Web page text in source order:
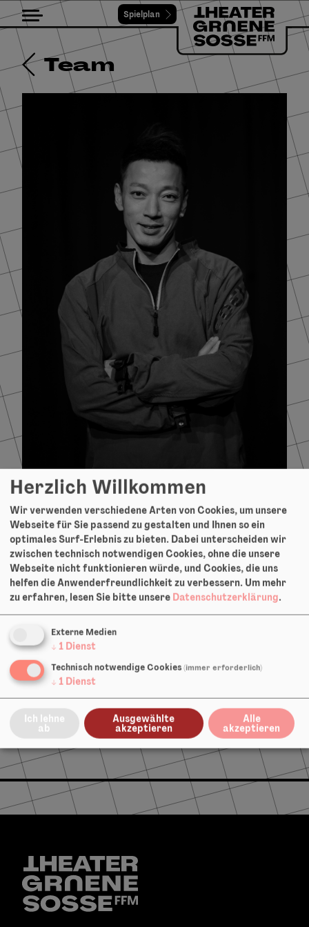
Toggle navigationSpielplan
Team
Lin Nan Zhang
Performer:
Vielleicht ist es möglich.
Bühne & Kostüm:
Herzlich Willkommen
Wir verwenden verschiedene Arten von Cookies, um unsere
Webseite für Sie passend zu gestalten und Ihnen so ein
optimales Surf-Erlebnis zu bieten. Dabei unterscheiden wir
zwischen technisch notwendigen Cookies, ohne die unsere
Webseite nicht funktionieren würde, und Cookies, die uns
helfen die Anwenderfreundlichkeit zu verbessern. Um mehr
zu erfahren, lesen Sie bitte unsere Datenschutzerklärung.
Externe Medien
↓ 1 Dienst
Technisch notwendige Cookies (immer erforderlich)
↓ 1 Dienst
Ich lehne
ab
Ausgewählte
akzeptieren
Alle
akzeptieren